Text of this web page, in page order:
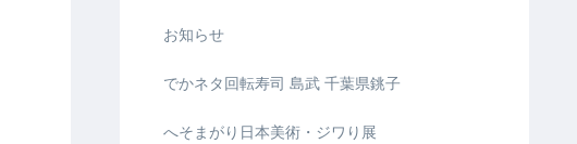
お知らせ
でかネタ回転寿司 島武 千葉県銚子
へそまがり日本美術・ジワり展